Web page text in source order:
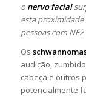
o nervo facial
esta
pessoas com
Os
audição,
cabeça e outros
potencialmente